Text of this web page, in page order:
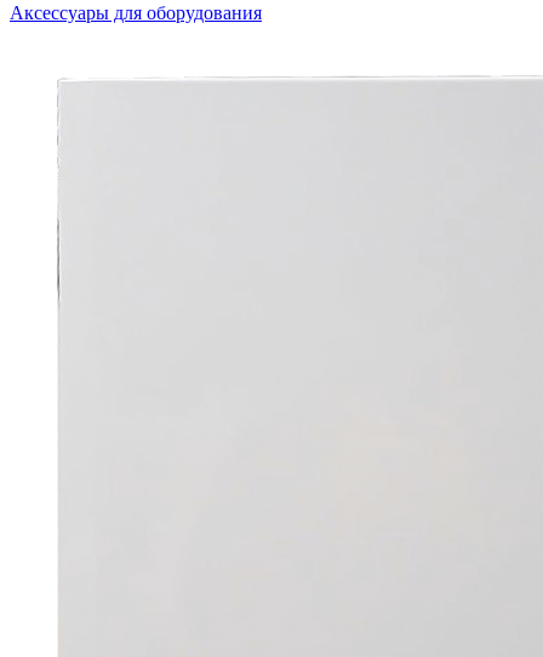
Аксессуары для оборудования